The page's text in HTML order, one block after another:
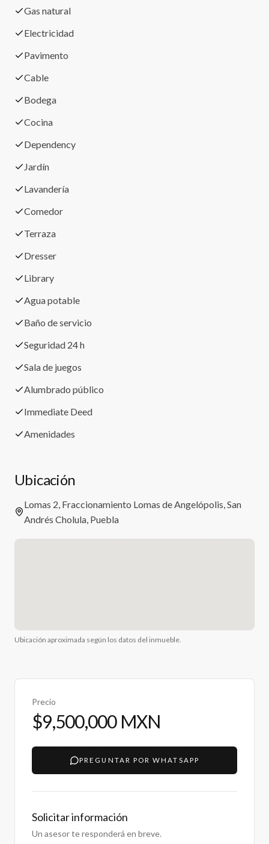
Gas natural
Electricidad
Pavimento
Cable
Bodega
Cocina
Dependency
Jardín
Lavandería
Comedor
Terraza
Dresser
Library
Agua potable
Baño de servicio
Seguridad 24 h
Sala de juegos
Alumbrado público
Immediate Deed
Amenidades
Ubicación
Lomas 2, Fraccionamiento Lomas de Angelópolis, San
Andrés Cholula, Puebla
Ubicación aproximada según los datos del inmueble.
Precio
$9,500,000 MXN
PREGUNTAR POR WHATSAPP
Solicitar información
Un asesor te responderá en breve.